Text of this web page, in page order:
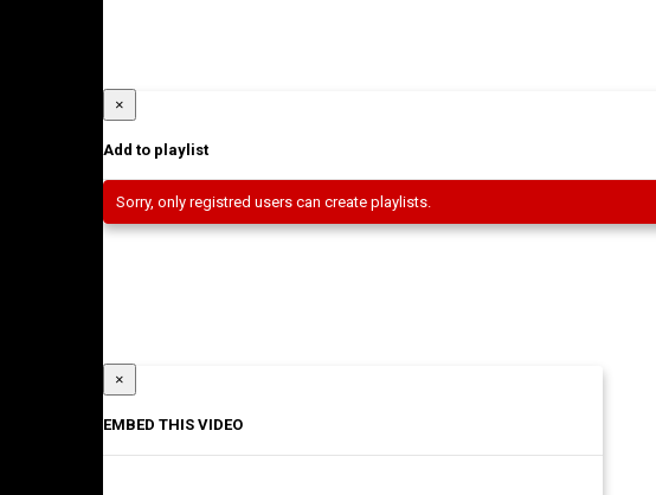
×
Add to playlist
Sorry, only registred users can create playlists.
×
EMBED THIS VIDEO